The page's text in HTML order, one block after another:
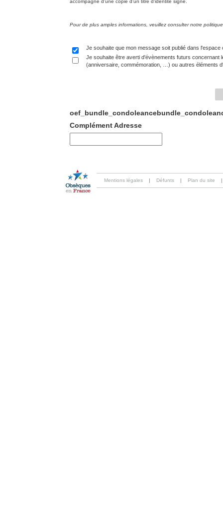
accompagné d’une copie d’un titre d’identité signé.
Pour de plus amples informations, veuillez consulter notre
Je souhaite que mon message soit publié dans l'espace
Je souhaite être averti d'évènements futurs concernant
(anniversaire, commémoration, …) ou autres éléments
Complément Adresse
Mentions légales | Défunts | Plan du site |